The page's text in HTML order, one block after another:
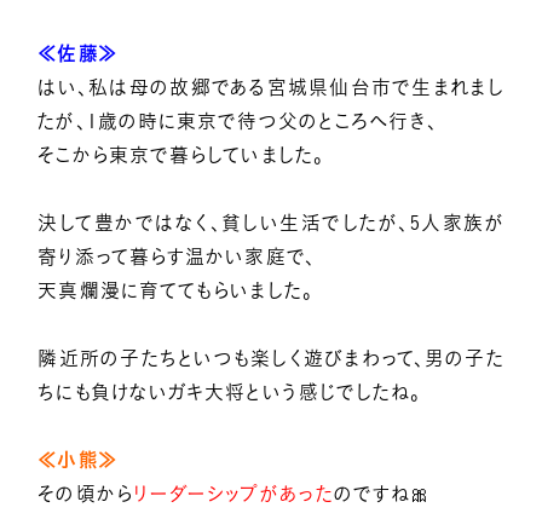
≪佐藤≫
はい、私は母の故郷である宮城県仙台市で生まれまし
たが、1歳の時に東京で待つ父のところへ行き、
そこから東京で暮らしていました。
決して豊かではなく、貧しい生活でしたが、5人家族が
寄り添って暮らす温かい家庭で、
天真爛漫に育ててもらいました。
隣近所の子たちといつも楽しく遊びまわって、男の子た
ちにも負けないガキ大将という感じでしたね。
≪小熊≫
その頃から リーダーシップがあったのですね🎀